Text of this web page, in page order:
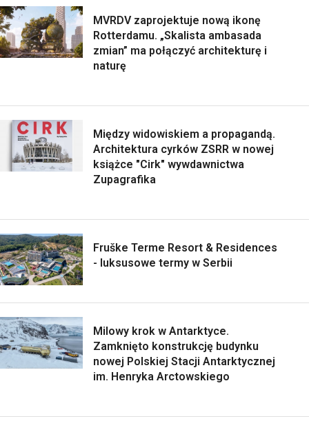
MVRDV zaprojektuje nową ikonę
Rotterdamu. „Skalista ambasada
zmian” ma połączyć architekturę i
naturę
Między widowiskiem a propagandą.
Architektura cyrków ZSRR w nowej
książce "Cirk" wywdawnictwa
Zupagrafika
Fruške Terme Resort & Residences
- luksusowe termy w Serbii
Milowy krok w Antarktyce.
Zamknięto konstrukcję budynku
nowej Polskiej Stacji Antarktycznej
im. Henryka Arctowskiego